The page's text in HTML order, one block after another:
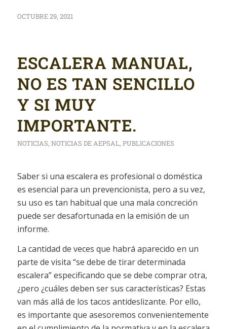
OCTUBRE 29, 2021
ESCALERA MANUAL,
NO ES TAN SENCILLO
Y SI MUY
IMPORTANTE.
NOTICIAS, NOTICIAS DE AEPSAL, PUBLICACIONES
Saber si una escalera es profesional o doméstica
es esencial para un prevencionista, pero a su vez,
su uso es tan habitual que una mala concreción
puede ser desafortunada en la emisión de un
informe.
La cantidad de veces que habrá aparecido en un
parte de visita “se debe de tirar determinada
escalera” especificando que se debe comprar otra,
¿pero ¿cuáles deben ser sus características? Estas
van más allá de los tacos antideslizante. Por ello,
es importante que asesoremos convenientemente